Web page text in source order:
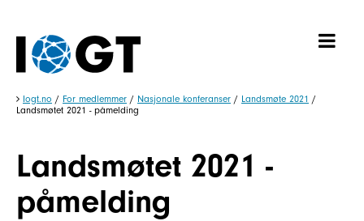
Iogt.no / For medlemmer / Nasjonale konferanser / Landsmøte 2021 /
Landsmøtet 2021 - påmelding
Landsmøtet 2021 -
påmelding